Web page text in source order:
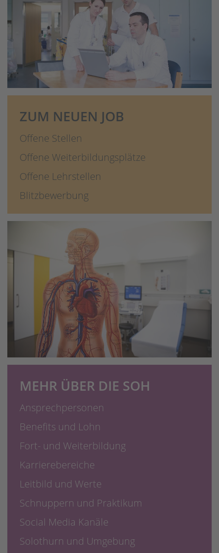
ZUM NEUEN JOB
Offene Stellen
Offene Weiterbildungsplätze
Offene Lehrstellen
Blitzbewerbung
MEHR ÜBER DIE SOH
Ansprechpersonen
Benefits und Lohn
Fort- und Weiterbildung
Karrierebereiche
Leitbild und Werte
Schnuppern und Praktikum
Social Media Kanäle
Solothurn und Umgebung